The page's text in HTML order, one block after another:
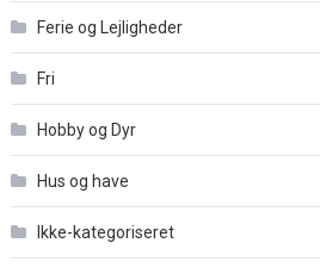
Ferie og Lejligheder
Fri
Hobby og Dyr
Hus og have
Ikke-kategoriseret